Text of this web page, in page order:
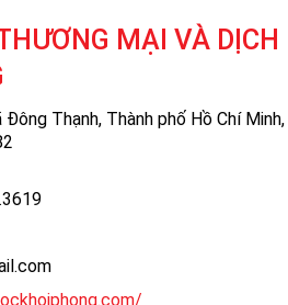
MẠI VÀ DỊCH
Thạnh, Thành phố Hồ Chí Minh,